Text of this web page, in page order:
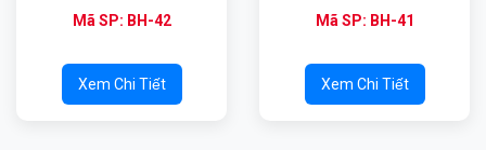
Mã SP: BH-42
Xem Chi Tiết
Mã SP: BH-41
Xem Chi Tiết